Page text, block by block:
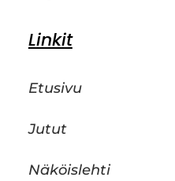
Linkit
Etusivu
Jutut
Näköislehti